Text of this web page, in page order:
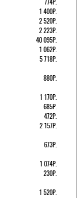
1 400Р.
2 520Р.
2 223Р.
40 095Р.
1 062Р.
5 718Р.
880Р.
1 170Р.
685Р.
472Р.
2 157Р.
673Р.
1 074Р.
230Р.
1 520Р.